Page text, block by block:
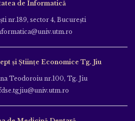
de Informatică
nr.189, sector 4, Bucureşti
și Științe Economice Tg. Jiu
Teodoroiu nr.100, Tg. Jiu